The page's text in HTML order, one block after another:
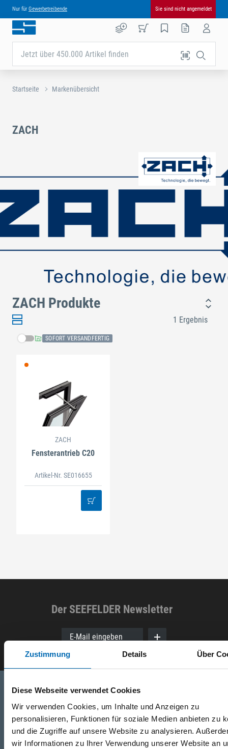
Zustimmung Details Über
Diese Webseite verwendet Cookies
Wir verwenden Cookies, um Inhalte und Anzeigen zu
personalisieren, Funktionen für soziale Medien anbieten zu
und die Zugriffe auf unsere Website zu analysieren.
wir Informationen zu Ihrer Verwendung unserer Website an
Nur für Gewerbetreibende Sie sind nicht angemeldet
Jetzt über 450.000 Artikel finden
Startseite Markenübersicht
ZACH
ZACH Produkte
1 Ergebnis
SOFORT VERSANDFERTIG
ZACH
Fensterantrieb C20
Artikel-Nr. SE016655
Der SEEFELDER Newsletter
E-Mail eingeben
Telefon
+49 871 973 899